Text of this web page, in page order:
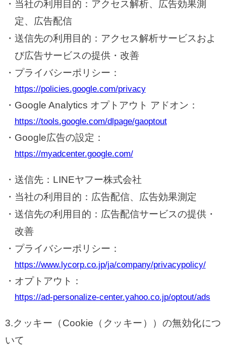
当社の利用目的：アクセス解析、広告効果測
定、広告配信
送信先の利用目的：アクセス解析サービスおよ
び広告サービスの提供・改善
プライバシーポリシー：
https://policies.google.com/privacy
Google Analytics オプトアウト アドオン：
https://tools.google.com/dlpage/gaoptout
Google広告の設定：
https://myadcenter.google.com/
送信先：LINEヤフー株式会社
当社の利用目的：広告配信、広告効果測定
送信先の利用目的：広告配信サービスの提供・
改善
プライバシーポリシー：
https://www.lycorp.co.jp/ja/company/privacypolicy/
オプトアウト：
https://ad-personalize-center.yahoo.co.jp/optout/ads
3.クッキー（Cookie（クッキー））の無効化につ
いて